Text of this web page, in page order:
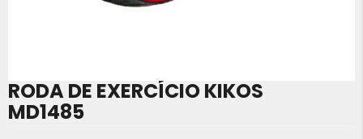
RODA DE EXERCÍCIO KIKOS
MD1485
Saltar
para
o